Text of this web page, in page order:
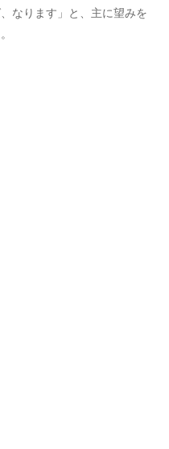
なります」と、主に望みを